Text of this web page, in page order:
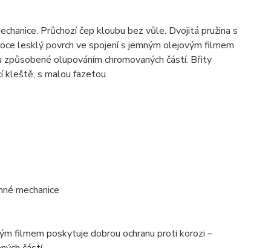
Průchozí čep kloubu bez vůle. Dvojitá pružina s
lesklý povrch ve spojení s jemným olejovým filmem
olupováním chromovaných částí. Břity
kleště, s malou fazetou.
mechanice
filmem poskytuje dobrou ochranu proti korozi –